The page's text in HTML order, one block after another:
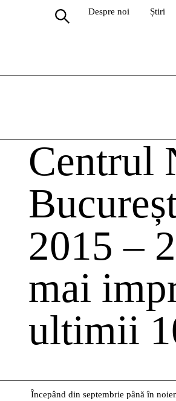
Despre noi Știri
Centrul
2015 –
mai
ultimii
Începând din septembrie până în